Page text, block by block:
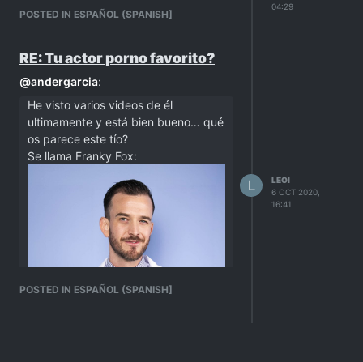
POSTED IN ESPAÑOL (SPANISH]
04:29
RE: Tu actor porno favorito?
@andergarcia:
He visto varios videos de él
ultimamente y está bien bueno… qué
os parece este tío?
Se llama Franky Fox:
POSTED IN ESPAÑOL (SPANISH]
L
LEOI
6 OCT 2020,
16:41